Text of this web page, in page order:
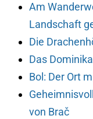
Am
Landschaft
Die
Das
Bol: Der Ort
von Brač